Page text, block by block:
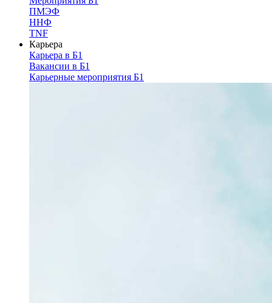
ПМЭФ
ННФ
TNF
Карьера
Карьера в Б1
Вакансии в Б1
Карьерные мероприятия Б1